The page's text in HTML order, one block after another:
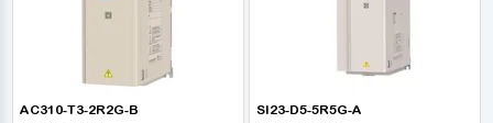
AC310-T3-2R2G-B SI23-D5-5R5G-A